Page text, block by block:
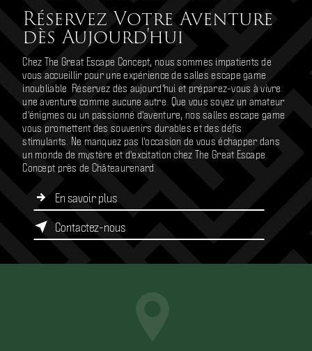
Réservez Votre Aventure
dès Aujourd'hui
Chez The Great Escape Concept, nous sommes impatients de
vous accueillir pour une expérience de salles escape game
inoubliable. Réservez dès aujourd'hui et préparez-vous à vivre
une aventure comme aucune autre. Que vous soyez un amateur
d'énigmes ou un passionné d'aventure, nos salles escape game
vous promettent des souvenirs durables et des défis
stimulants. Ne manquez pas l'occasion de vous échapper dans
un monde de mystère et d'excitation chez The Great Escape
Concept près de Châteaurenard.
En savoir plus
Contactez-nous